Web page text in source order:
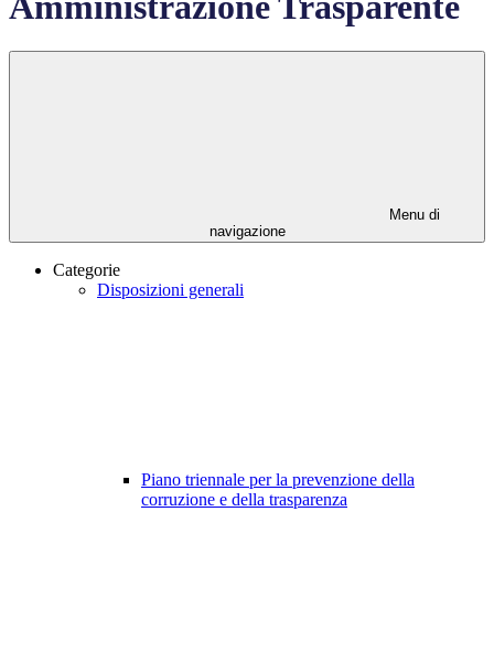
Menu di
navigazione
Categorie
Disposizioni generali
Piano triennale per la prevenzione della
corruzione e della trasparenza